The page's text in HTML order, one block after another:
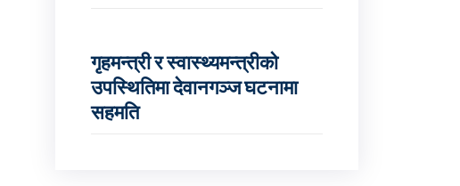
गृहमन्त्री र स्वास्थ्यमन्त्रीको
उपस्थितिमा देवानगञ्ज घटनामा
सहमति